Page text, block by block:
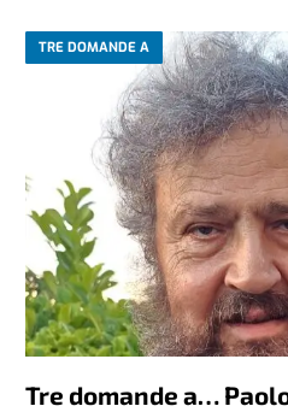
TRE DOMANDE A
Tre domande a…